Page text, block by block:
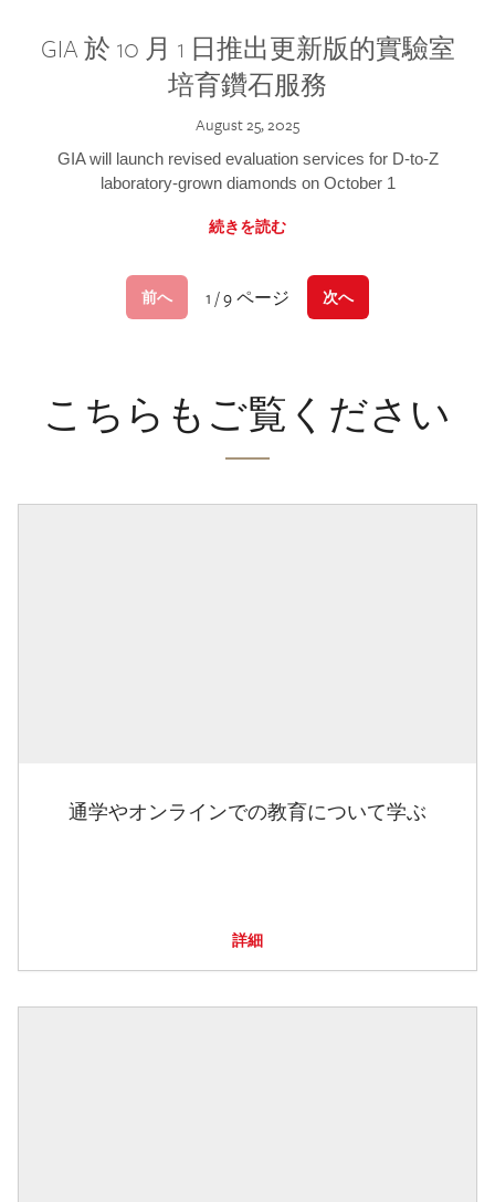
GIA 於 10 月 1 日推出更新版的實驗室
培育鑽石服務
August 25, 2025
GIA will launch revised evaluation services for D-to-Z
laboratory-grown diamonds on October 1
続きを読む
前へ 1 / 9 ページ 次へ
こちらもご覧ください
通学やオンラインでの教育について学ぶ
詳細